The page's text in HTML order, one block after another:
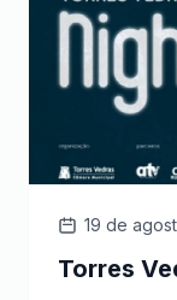
19 de
Torres